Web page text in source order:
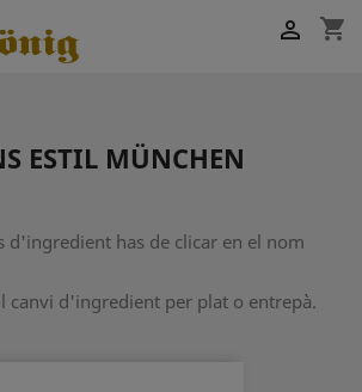
shopping_cart

ESTIL MÜNCHEN
d'ingredient has de clicar en el nom
canvi d'ingredient per plat o entrepà.